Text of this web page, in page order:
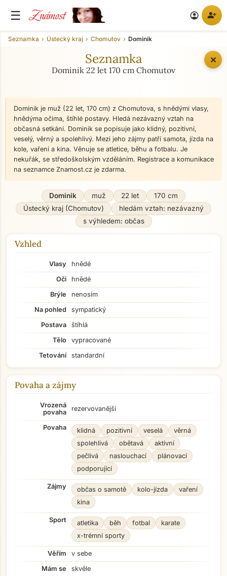
☰ Známost account_circle person_add
✕
Seznamka Ústecký kraj Chomutov Dominik
Seznamka
Dominik 22 let 170 cm Chomutov
Dominik je muž (22 let, 170 cm) z Chomutova, s hnědými vlasy,
hnědýma očima, štíhlé postavy. Hledá nezávazný vztah na
občasná setkání. Dominik se popisuje jako klidný, pozitivní,
veselý, věrný a spolehlivý. Mezi jeho zájmy patří samota, jízda na
kole, vaření a kina. Věnuje se atletice, běhu a fotbalu. Je
nekuřák, se středoškolským vzděláním. Registrace a komunikace
na seznamce Znamost.cz je zdarma.
Dominik muž 22 let
170 cm
Ústecký kraj (Chomutov)
hledám vztah: nezávazný
s výhledem: občas
Vzhled
Vlasy
hnědé
Oči
hnědé
Brýle
nenosím
Na pohled
sympatický
Postava
štíhlá
Tělo
vypracované
Tetování
standardní
Povaha a zájmy
Vrozená
povaha
rezervovanější
Povaha klidná pozitivní veselá
věrná
spolehlivá
obětavá
aktivní
pečlivá
naslouchací
plánovací
podporující
Zájmy občas o samotě kolo-jízda
vaření
kina
Sport atletika běh fotbal
karate
x-trémní sporty
Věřím
v sebe
Mám se
skvěle